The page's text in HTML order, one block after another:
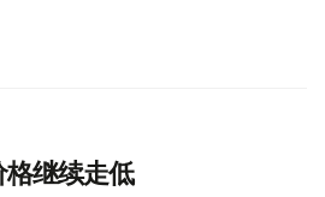
继续走低